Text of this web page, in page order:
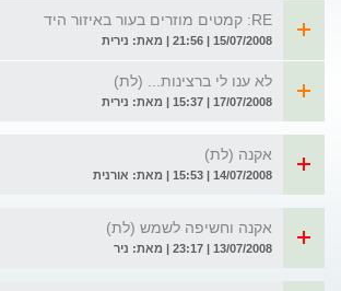
RE: קמטים מוזרים בעור באיזור היד
15/07/2008 | 21:56 | מאת: נירית
לא ענו לי ברצינות... (לת)
17/07/2008 | 15:37 | מאת: נירית
אקנה (לת)
14/07/2008 | 15:53 | מאת: אורנית
אקנה וחשיפה לשמש (לת)
13/07/2008 | 23:17 | מאת: ניר